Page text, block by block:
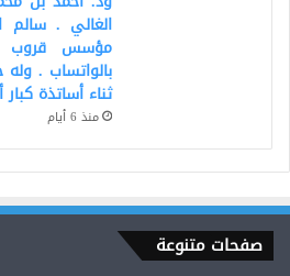
الغالي . سالم
مؤسس قروب
بالواتساب .
ثناء أساتذة
منذ 6 أيام
صفحات متنوعة